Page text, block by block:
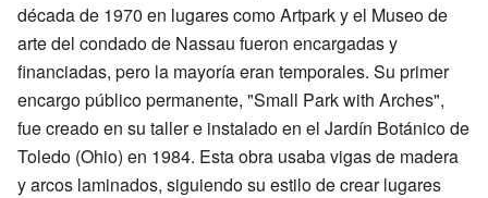
década de 1970 en lugares como Artpark y el Museo de
arte del condado de Nassau fueron encargadas y
financiadas, pero la mayoría eran temporales. Su primer
encargo público permanente, "Small Park with Arches",
fue creado en su taller e instalado en el Jardín Botánico de
Toledo (Ohio) en 1984. Esta obra usaba vigas de madera
y arcos laminados, siguiendo su estilo de crear lugares